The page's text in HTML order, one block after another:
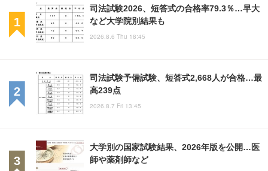
司法試験2026、短答式の合格率79.3％…早大
など大学院別結果も
2026.8.6 Thu 18:45
司法試験予備試験、短答式2,668人が合格…最
高239点
2026.8.7 Fri 13:45
大学別の国家試験結果、2026年版を公開…医
師や薬剤師など